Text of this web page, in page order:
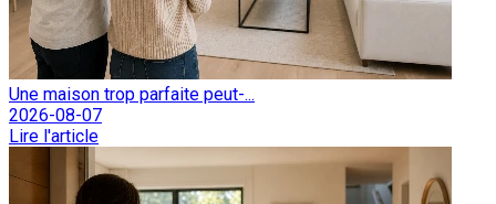
Une maison trop parfaite peut-...
2026-08-07
Lire l'article